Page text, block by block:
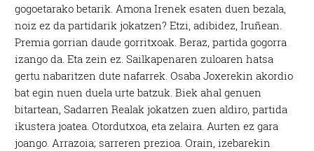
gogoetarako betarik. Amona Irenek esaten duen bezala,
noiz ez da partidarik jokatzen? Etzi, adibidez, Iruñean.
Premia gorrian daude gorritxoak. Beraz, partida gogorra
izango da. Eta zein ez. Sailkapenaren zuloaren hatsa
gertu nabaritzen dute nafarrek. Osaba Joxerekin akordio
bat egin nuen duela urte batzuk. Biek ahal genuen
bitartean, Sadarren Realak jokatzen zuen aldiro, partida
ikustera joatea. Otordutxoa, eta zelaira. Aurten ez gara
joango. Arrazoia; sarreren prezioa. Orain, izebarekin